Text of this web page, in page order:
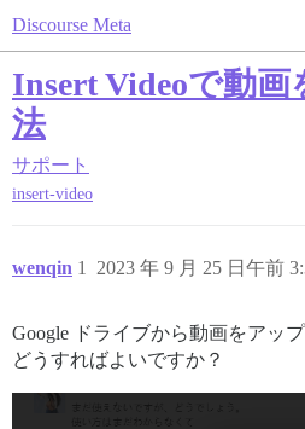
Discourse Meta
Insert Videoで動
法
サポート
insert-video
wenqin 2023 年 9 月 25 日午前
1
Google ドライブから動画をアッ
どうすればよいですか？